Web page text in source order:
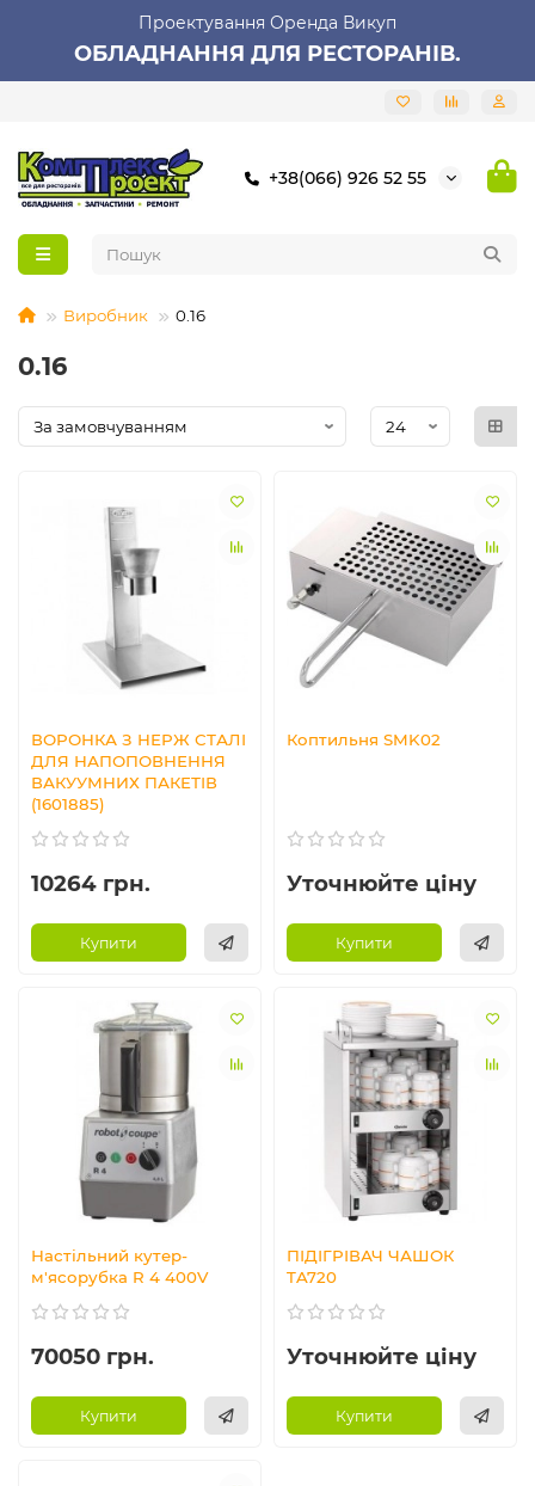
Проектування Оренда Викуп
ОБЛАДНАННЯ ДЛЯ РЕСТОРАНІВ.
+38(066) 926 52 55
Виробник 0.16
0.16
ВОРОНКА З НЕРЖ СТАЛІ
ДЛЯ НАПОПОВНЕННЯ
ВАКУУМНИХ ПАКЕТІВ
(1601885)
10264 грн.
Купити
Коптильня SMK02
Уточнюйте ціну
Купити
Настільний кутер-
м'ясорубка R 4 400V
70050 грн.
Купити
ПІДІГРІВАЧ ЧАШОК
TA720
Уточнюйте ціну
Купити